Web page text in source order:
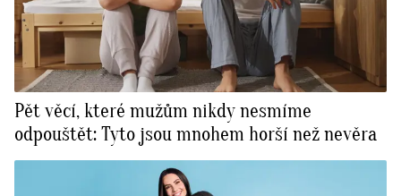
Pět věcí, které mužům nikdy nesmíme
odpouštět: Tyto jsou mnohem horší než nevěra